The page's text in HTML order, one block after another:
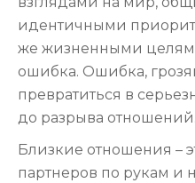
идентичными
же жизненными
ошибка. Ошибка,
превратиться в
до разрыва отношений.
Близкие отношения –
партнеров по рукам и